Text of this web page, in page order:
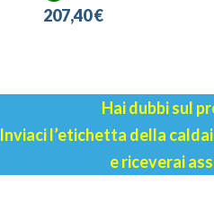
207,40 €
Hai dubbi sul
Inviaci l’etichetta della
e riceverai